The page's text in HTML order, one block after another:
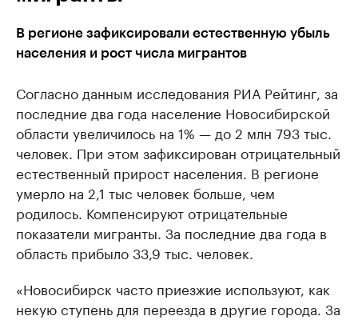
В регионе зафиксировали естественную убыль
населения и рост числа мигрантов
Согласно данным исследования РИА Рейтинг, за
последние два года население Новосибирской
области увеличилось на 1% — до 2 млн 793 тыс.
человек. При этом зафиксирован отрицательный
естественный прирост населения. В регионе
умерло на 2,1 тыс человек больше, чем
родилось. Компенсируют отрицательные
показатели мигранты. За последние два года в
область прибыло 33,9 тыс. человек.
«Новосибирск часто приезжие используют, как
некую ступень для переезда в другие города. За